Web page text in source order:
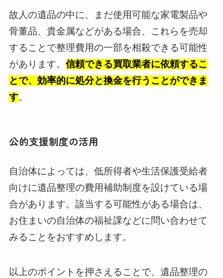
故人の遺品の中に、まだ使用可能な家電製品や
骨董品、貴金属などがある場合、これらを売却
することで整理費用の一部を相殺できる可能性
があります。 信頼できる買取業者に依頼するこ
とで、効率的に処分と換金を行うことができま
す。
公的支援制度の活用
自治体によっては、低所得者や生活保護受給者
向けに遺品整理の費用補助制度を設けている場
合があります。該当する可能性がある場合は、
お住まいの自治体の福祉課などに問い合わせて
みることをおすすめします。
以上のポイントを押さえることで、遺品整理の